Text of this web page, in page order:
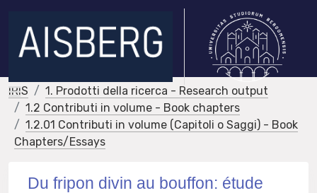
IRIS
1. Prodotti della ricerca - Research output
1.2 Contributi in volume - Book chapters
1.2.01 Contributi in volume (Capitoli o Saggi) - Book
Chapters/Essays
Du fripon divin au bouffon: étude